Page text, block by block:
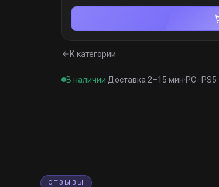
К категории
В наличии·Доставка 2–15 мин·PC · PS5
ОТЗЫВЫ